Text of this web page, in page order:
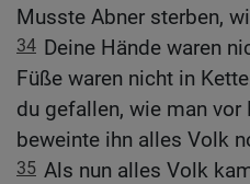
Musste Abner sterben,
34 Deine Hände waren
Füße waren nicht in
du gefallen, wie man vor
beweinte ihn alles Volk
35 Als nun alles Volk